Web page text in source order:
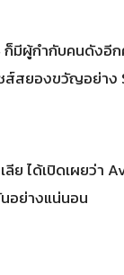
ก็มีผู้กำกับคนดัง
ส์สยองขวัญอย่าง
ได้เปิดเผยว่า
อย่างแน่นอน